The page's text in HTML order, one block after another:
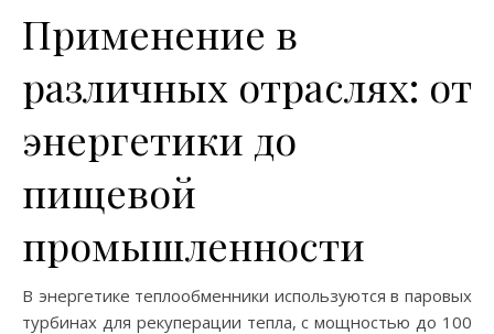
Применение в
различных отраслях: от
энергетики до
пищевой
промышленности
В энергетике теплообменники используются в паровых
турбинах для рекуперации тепла, с мощностью до 100